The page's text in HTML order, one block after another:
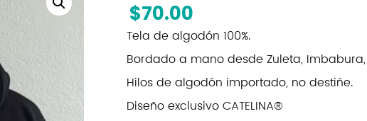
$70.00
Tela de algodón 100%.
Bordado a mano desde Zuleta,
Hilos de algodón importado, no destiñe.
Diseño exclusivo CATELINA®